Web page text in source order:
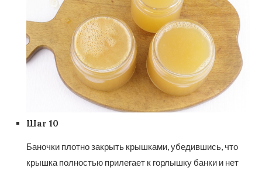
Шаг 10
Баночки плотно закрыть крышками, убедившись, что
крышка полностью прилегает к горлышку банки и нет